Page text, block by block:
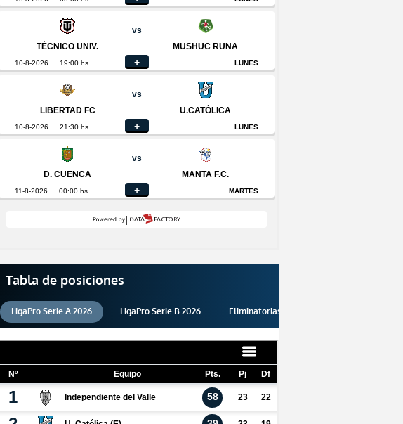
Tabla de posiciones
LigaPro Serie A 2026 LigaPro Serie B 2026 Eliminatorias 2026